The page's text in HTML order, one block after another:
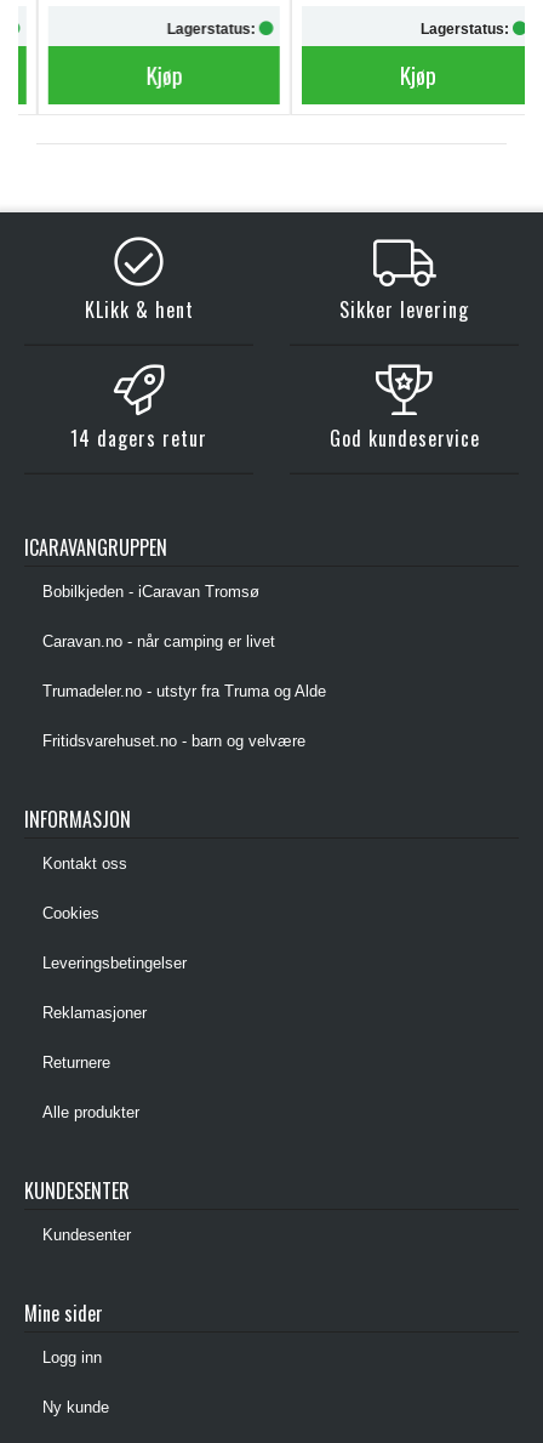
Lagerstatus:
Kjøp
Lagerstatus:
Kjøp
KLikk & hent Sikker levering
14 dagers retur God kundeservice
ICARAVANGRUPPEN
Bobilkjeden - iCaravan Tromsø
Caravan.no - når camping er livet
Trumadeler.no - utstyr fra Truma og Alde
Fritidsvarehuset.no - barn og velvære
INFORMASJON
Kontakt oss
Cookies
Leveringsbetingelser
Reklamasjoner
Returnere
Alle produkter
KUNDESENTER
Kundesenter
Mine sider
Logg inn
Ny kunde